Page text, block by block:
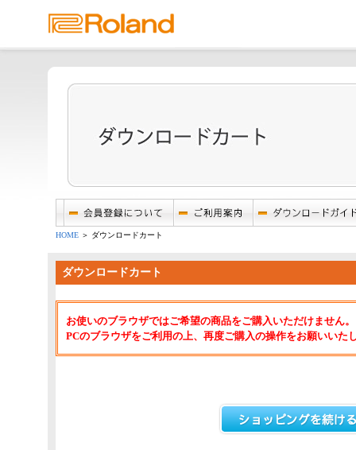
HOME ＞ ダウンロードカート
ダウンロードカート
お使いのブラウザではご希望の商品をご購入いただけません。
PCのブラウザをご利用の上、再度ご購入の操作をお願いいた